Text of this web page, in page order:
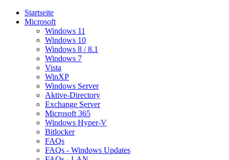
Startseite
Microsoft
Windows 11
Windows 10
Windows 8 / 8.1
Windows 7
Vista
WinXP
Windows Server
Aktive-Directory
Exchange Server
Microsoft 365
Windows Hyper-V
Bitlocker
FAQs
FAQs - Windows Updates